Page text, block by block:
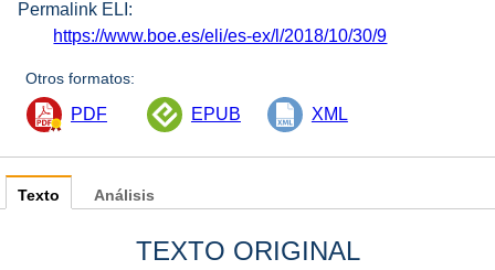
Permalink ELI:
https://www.boe.es/eli/es-ex/l/2018/10/30/9
Otros formatos:
PDF EPUB XML
Texto
TEXTO ORIGINAL
Análisis